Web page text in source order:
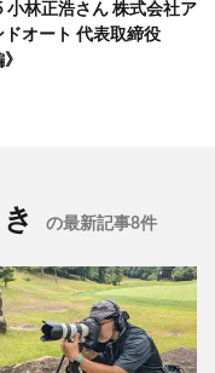
小林正浩さん 株式会社ア
ドオート 代表取締役
の最新記事8件